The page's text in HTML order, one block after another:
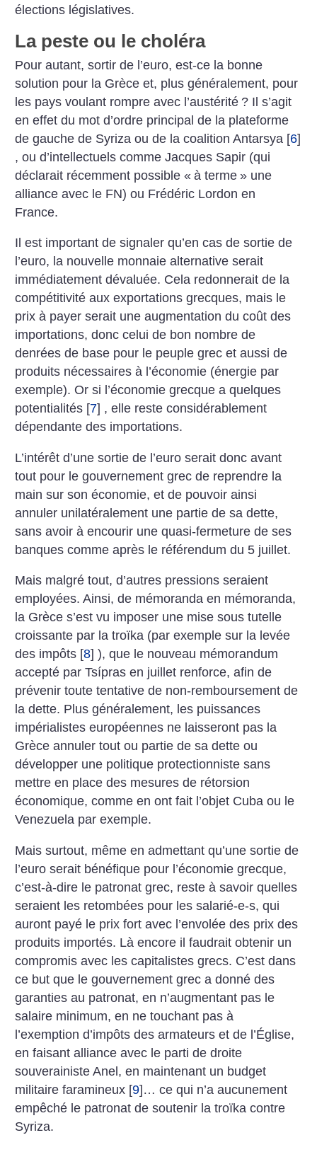
élections législatives.
La peste ou le choléra
Pour autant, sortir de l’euro, est-ce la bonne
solution pour la Grèce et, plus généralement, pour
les pays voulant rompre avec l’austérité ? Il s’agit
en effet du mot d’ordre principal de la plateforme
de gauche de Syriza ou de la coalition Antarsya [6]
, ou d’intellectuels comme Jacques Sapir (qui
déclarait récemment possible « à terme » une
alliance avec le FN) ou Frédéric Lordon en
France.
Il est important de signaler qu’en cas de sortie de
l’euro, la nouvelle monnaie alternative serait
immédiatement dévaluée. Cela redonnerait de la
compétitivité aux exportations grecques, mais le
prix à payer serait une augmentation du coût des
importations, donc celui de bon nombre de
denrées de base pour le peuple grec et aussi de
produits nécessaires à l’économie (énergie par
exemple). Or si l’économie grecque a quelques
potentialités [7] , elle reste considérablement
dépendante des importations.
L’intérêt d’une sortie de l’euro serait donc avant
tout pour le gouvernement grec de reprendre la
main sur son économie, et de pouvoir ainsi
annuler unilatéralement une partie de sa dette,
sans avoir à encourir une quasi-fermeture de ses
banques comme après le référendum du 5 juillet.
Mais malgré tout, d’autres pressions seraient
employées. Ainsi, de mémoranda en mémoranda,
la Grèce s’est vu imposer une mise sous tutelle
croissante par la troïka (par exemple sur la levée
des impôts [8] ), que le nouveau mémorandum
accepté par Tsípras en juillet renforce, afin de
prévenir toute tentative de non-remboursement de
la dette. Plus généralement, les puissances
impérialistes européennes ne laisseront pas la
Grèce annuler tout ou partie de sa dette ou
développer une politique protectionniste sans
mettre en place des mesures de rétorsion
économique, comme en ont fait l’objet Cuba ou le
Venezuela par exemple.
Mais surtout, même en admettant qu’une sortie de
l’euro serait bénéfique pour l’économie grecque,
c’est-à-dire le patronat grec, reste à savoir quelles
seraient les retombées pour les salarié-e-s, qui
auront payé le prix fort avec l’envolée des prix des
produits importés. Là encore il faudrait obtenir un
compromis avec les capitalistes grecs. C’est dans
ce but que le gouvernement grec a donné des
garanties au patronat, en n’augmentant pas le
salaire minimum, en ne touchant pas à
l’exemption d’impôts des armateurs et de l’Église,
en faisant alliance avec le parti de droite
souverainiste Anel, en maintenant un budget
militaire faramineux [9]… ce qui n’a aucunement
empêché le patronat de soutenir la troïka contre
Syriza.